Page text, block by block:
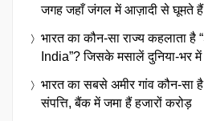
जगह जहाँ जंगल में आज़ादी से घूमते
भारत का कौन-सा राज्य कहलाता
India”? जिसके मसालें दुनिया-भर
भारत का सबसे अमीर गांव कौन-सा
संपत्ति, बैंक में जमा हैं हजारों करोड़